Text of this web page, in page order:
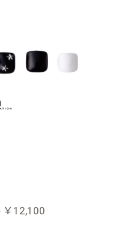
￥12,100